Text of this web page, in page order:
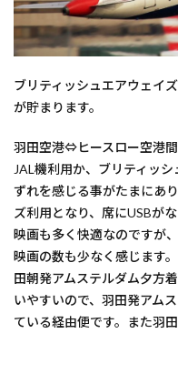
ブリティッシュエアウェイ
が貯まります。
羽田空港⇔ヒースロー空港間
JAL機利用か、ブリティッ
ずれを感じる事がたまにあ
ズ利用となり、席にUSBが
映画も多く快適なのですが
映画の数も少なく感じます
田朝発アムステルダム夕方
いやすいので、羽田発アム
ている経由便です。また羽